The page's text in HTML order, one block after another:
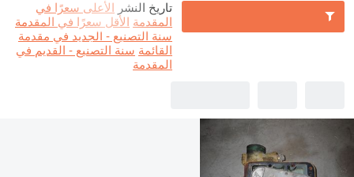
تاريخ النشر الأعلى سعرًا في
المقدمة الأقل سعرًا في المقدمة
سنة التصنيع - الجديد في مقدمة
القائمة سنة التصنيع - القديم في
المقدمة